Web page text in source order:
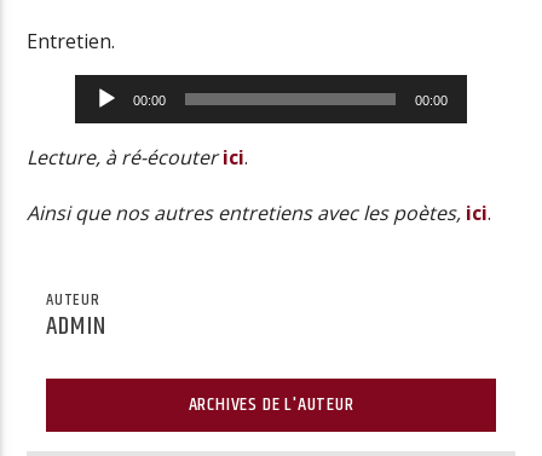
Entretien.
Lecteur
audio
00:00 00:00
Lecture, à ré-écouter ici.
Ainsi que nos autres entretiens avec les poètes, ici.
AUTEUR
ADMIN
ARCHIVES DE L'AUTEUR